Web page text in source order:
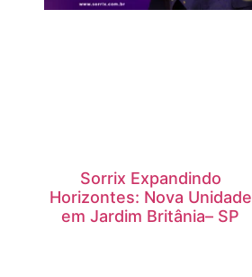
Sorrix Expandindo
Horizontes: Nova Unidade
em Jardim Britânia– SP